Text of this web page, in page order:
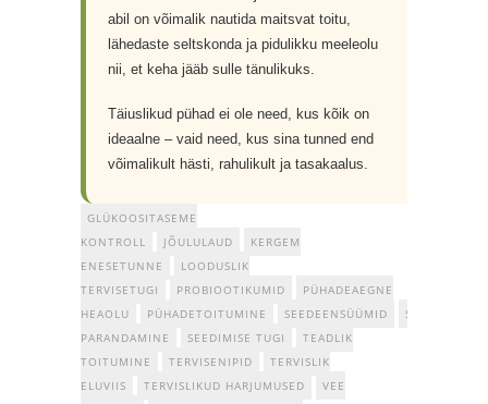
abil on võimalik nautida maitsvat toitu,
lähedaste seltskonda ja pidulikku meeleolu
nii, et keha jääb sulle tänulikuks.
Täiuslikud pühad ei ole need, kus kõik on
ideaalne – vaid need, kus sina tunned end
võimalikult hästi, rahulikult ja tasakaalus.
GLÜKOOSITASEME
KONTROLL
JÕULULAUD
KERGEM
ENESETUNNE
LOODUSLIK
TERVISETUGI
PROBIOOTIKUMID
PÜHADEAEGNE
HEAOLU
PÜHADETOITUMINE SEEDEENSÜÜMID
SEEDIMISE
PARANDAMINE
SEEDIMISE TUGI
TEADLIK
TOITUMINE
TERVISENIPID
TERVISLIK
ELUVIIS
TERVISLIKUD HARJUMUSED
VEE